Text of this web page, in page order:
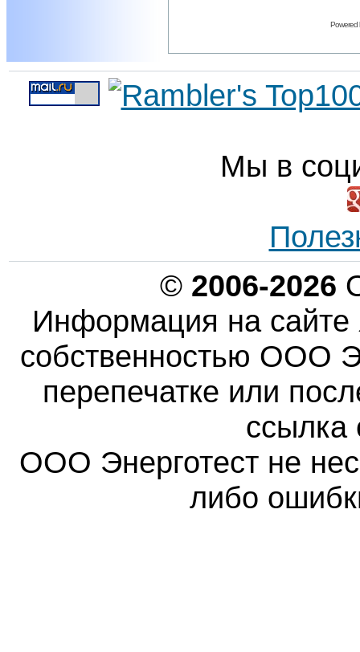
Powered
Мы в
© 2006-2026
Информация на сайте
собственностью ООО
перепечатке или
ссылка
ООО Энерготест не
либо